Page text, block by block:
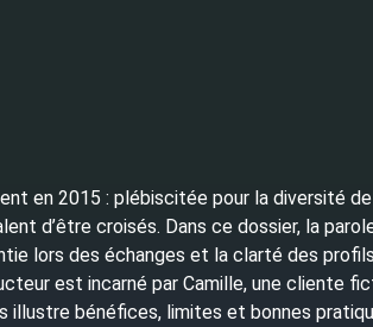
en 2015 : plébiscitée pour la diversité
d’être croisés. Dans ce dossier, la
lors des échanges et la clarté des
est incarné par Camille, une cliente
illustre bénéfices, limites et bonnes